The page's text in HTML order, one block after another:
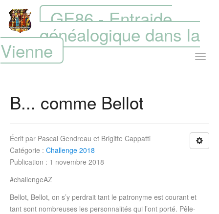
GE86 - Entraide
généalogique dans la
Vienne
B... comme Bellot
Écrit par Pascal Gendreau et Brigitte Cappatti
Catégorie : Challenge 2018
Publication : 1 novembre 2018
#challengeAZ
Bellot, Bellot, on s’y perdrait tant le patronyme est courant et
tant sont nombreuses les personnalités qui l’ont porté. Pêle-